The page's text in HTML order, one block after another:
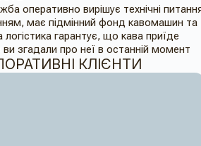
оперативно вирішує технічні
має підмінний фонд кавомашин та
гарантує, що кава приїде
згадали про неї в останній момент
КЛІЄНТИ